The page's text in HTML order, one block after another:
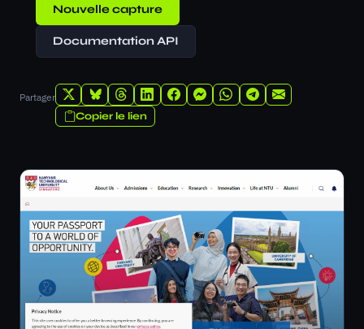
Nouvelle capture
Documentation API
Partager
Copier le lien